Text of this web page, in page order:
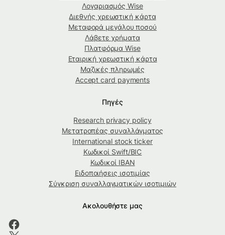
Λογαριασμός Wise
Διεθνής χρεωστική κάρτα
Μεταφορά μεγάλου ποσού
Λάβετε χρήματα
Πλατφόρμα Wise
Εταιρική χρεωστική κάρτα
Μαζικές πληρωμές
Accept card payments
Πηγές
Research privacy policy
Μετατροπέας συναλλάγματος
International stock ticker
Κωδικοί Swift/BIC
Κωδικοί IBAN
Ειδοποιήσεις ισοτιμίας
Σύγκριση συναλλαγματικών ισοτιμιών
Ακολουθήστε μας